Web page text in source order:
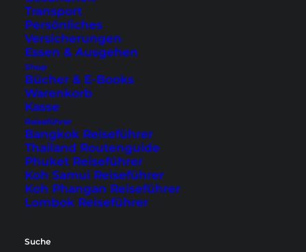
Transport
Persönliches
Versicherungen
Essen & Ausgehen
Shop
Bücher & E-Books
Warenkorb
Kasse
Reiseführer
Bangkok Reiseführer
Thailand Routenguide
Phuket Reiseführer
Koh Samui Reiseführer
Koh Phangan Reiseführer
Lombok Reiseführer
Suche
quirligen Märkten
Nachtleben.
Wir würden dir raten zu Beginn deiner Reise ein
paar Tage in der Stadt
einfach auf Bangkok einzulassen. Es ist verrückt,
aber was komplett anderes als Europa.
Außerdem hast du von hier günstige
Möglichkeiten, um zu diversen anderen Orten in
Thailand zu reisen.